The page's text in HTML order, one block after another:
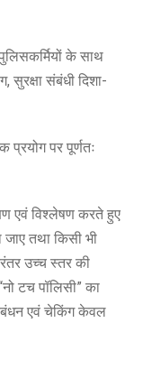
के साथ
सुरक्षा संबंधी दिशा-
प्रयोग पर पूर्णतः
एवं विश्लेषण करते हुए
तथा किसी भी
उच्च स्तर की
टच पॉलिसी” का
एवं चेकिंग केवल